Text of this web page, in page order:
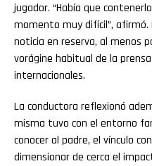
jugador. “Había que
momento muy difícil”,
noticia en reserva, al menos
vorágine habitual de la
internacionales.
La conductora reflexionó
misma tuvo con el entorno
conocer al padre, el vínculo
dimensionar de cerca el